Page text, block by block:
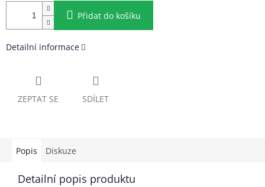
Přidat do košíku
Detailní informace
ZEPTAT SE SDÍLET
Popis Diskuze
Detailní popis produktu